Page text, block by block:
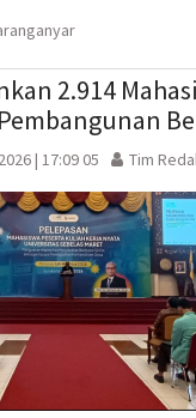
(Membuka
di
yang
baru)
di
jendela
baru)
2.914
| 17:09 05 Tim